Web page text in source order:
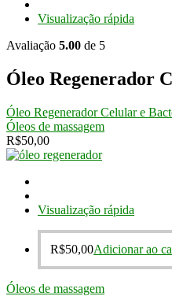
Visualização rápida
Avaliação 5.00 de 5
Óleo Regenerador
Óleo Regenerador Celular e
Óleos de massagem
R$50,00
Visualização rápida
R$50,00Adicionar ao
Óleos de massagem